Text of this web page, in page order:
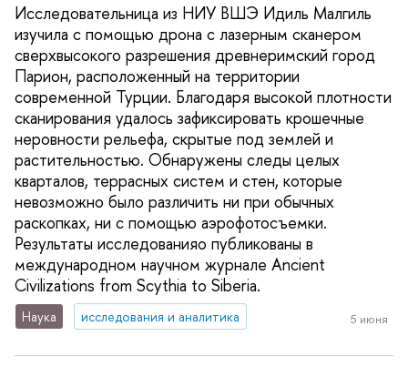
Исследовательница из НИУ ВШЭ Идиль Малгиль
изучила с помощью дрона с лазерным сканером
сверхвысокого разрешения древнеримский город
Парион, расположенный на территории
современной Турции. Благодаря высокой плотности
сканирования удалось зафиксировать крошечные
неровности рельефа, скрытые под землей и
растительностью. Обнаружены следы целых
кварталов, террасных систем и стен, которые
невозможно было различить ни при обычных
раскопках, ни с помощью аэрофотосъемки.
Результаты исследованияо публикованы в
международном научном журнале Ancient
Civilizations from Scythia to Siberia.
Наука исследования и аналитика 5 июня